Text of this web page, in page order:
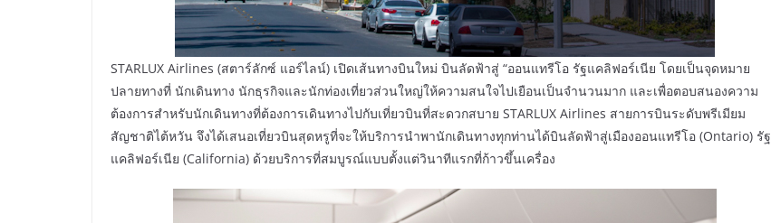
STARLUX Airlines (สตาร์ลักซ์ แอร์ไลน์) เปิดเส้นทางบินใหม่ บินลัดฟ้าสู่ “ออนแทรีโอ รัฐแคลิฟอร์เนีย โดยเป็นจุดหมาย
ปลายทางที่ นักเดินทาง นักธุรกิจและนักท่องเที่ยวส่วนใหญ่ให้ความสนใจไปเยือนเป็นจำนวนมาก และเพื่อตอบสนองความ
ต้องการสำหรับนักเดินทางที่ต้องการเดินทางไปกับเที่ยวบินที่สะดวกสบาย STARLUX Airlines สายการบินระดับพรีเมียม
สัญชาติไต้หวัน จึงได้เสนอเที่ยวบินสุดหรูที่จะให้บริการนำพานักเดินทางทุกท่านได้บินลัดฟ้าสู่เมืองออนแทรีโอ (Ontario) รัฐ
แคลิฟอร์เนีย (California) ด้วยบริการที่สมบูรณ์แบบตั้งแต่วินาทีแรกที่ก้าวขึ้นเครื่อง